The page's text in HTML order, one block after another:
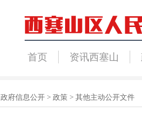
首页 资讯西塞山
政府信息公开 > 政策 > 其他主动公开文件